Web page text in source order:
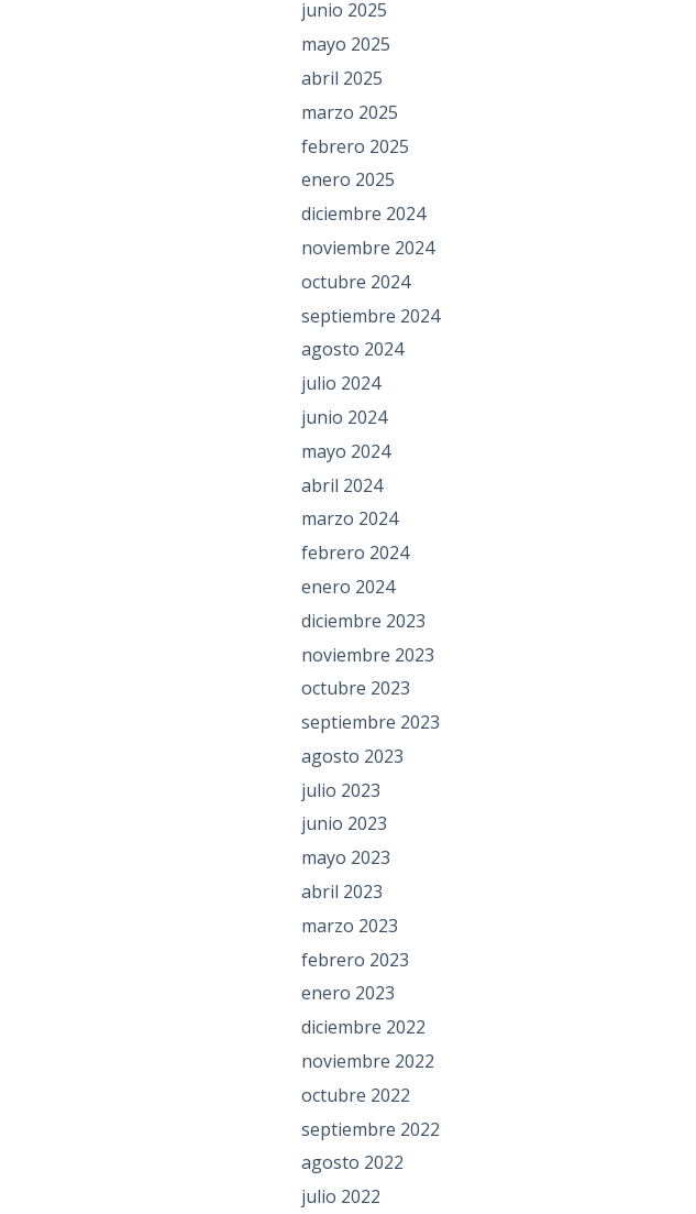
junio 2025
mayo 2025
abril 2025
marzo 2025
febrero 2025
enero 2025
diciembre 2024
noviembre 2024
octubre 2024
septiembre 2024
agosto 2024
julio 2024
junio 2024
mayo 2024
abril 2024
marzo 2024
febrero 2024
enero 2024
diciembre 2023
noviembre 2023
octubre 2023
septiembre 2023
agosto 2023
julio 2023
junio 2023
mayo 2023
abril 2023
marzo 2023
febrero 2023
enero 2023
diciembre 2022
noviembre 2022
octubre 2022
septiembre 2022
agosto 2022
julio 2022